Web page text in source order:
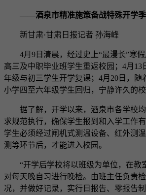
——酒泉市精准施策备战特殊开学季
新甘肃·甘肃日报记者 孙海峰
4月9日清晨，经过史上“最漫长”寒假
高三及中职毕业班学生重返校园；4月13
年级与初三学生开学复课；4月20日，随
小学四至六年级学生回归，宁静许久的
据了解，开学以来，酒泉市各学校均
求规范执行，确保学生报到和入学工作
学生必须经过闸机式测温设备、红外测
测等环节后，才能进入校园。
“开学后学校将以班级为单位，在教室
对每天晚自习进行晚检。由班主任负责
况，并做好记录，实行日报告、零报告